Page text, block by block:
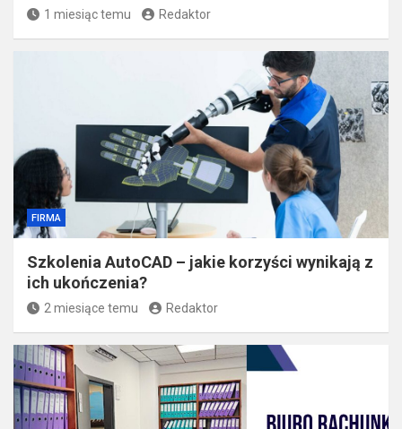
1 miesiąc temu Redaktor
FIRMA
Szkolenia AutoCAD – jakie korzyści wynikają z
ich ukończenia?
2 miesiące temu Redaktor